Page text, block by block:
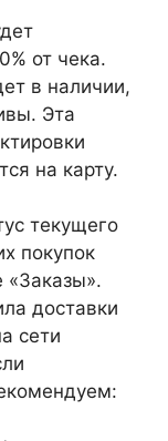
от чека.
в наличии,
Эта
на карту.
текущего
покупок
«Заказы».
доставки
сети